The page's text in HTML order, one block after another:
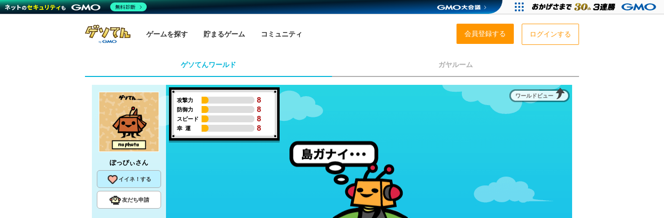
ゲームを探す 貯まるゲーム コミュニティ 会員登録する ログインする
ゲソてんワールド ガヤルーム
ぽっぴぃさん
イイネ！する
友だち申請
ワールドビュー
攻撃力 8
防御力 8
スピード 8
幸 運 8
無料診断